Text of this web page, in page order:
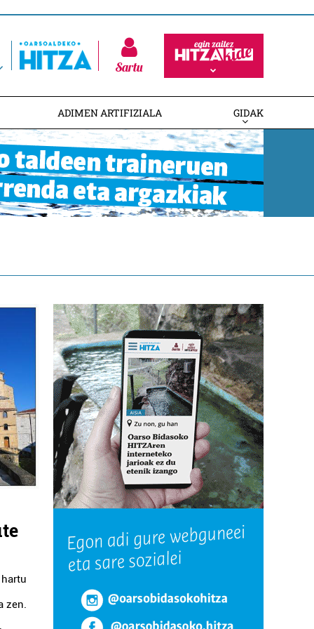
Sartu
ADIMEN ARTIFIZIALA GIDAK
zen.